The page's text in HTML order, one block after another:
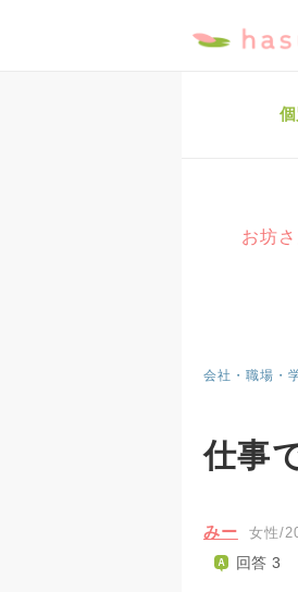
お坊
会社・職場・
仕事
みー 女性/
回答 3